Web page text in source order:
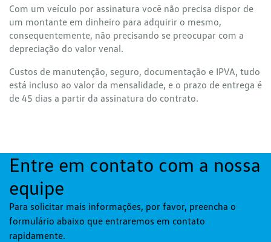
Com um veículo por assinatura você não precisa dispor de
um montante em dinheiro para adquirir o mesmo,
consequentemente, não precisando se preocupar com a
depreciação do valor venal.
Custos de manutenção, seguro, documentação e IPVA, tudo
está incluso ao valor da mensalidade, e o prazo de entrega é
de 45 dias a partir da assinatura do contrato.
Entre em contato com a nossa
equipe
Para solicitar mais informações, por favor, preencha o
formulário abaixo que entraremos em contato
rapidamente.